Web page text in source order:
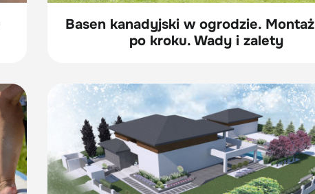
Basen kanadyjski w ogrodzie.
po kroku. Wady i zalety